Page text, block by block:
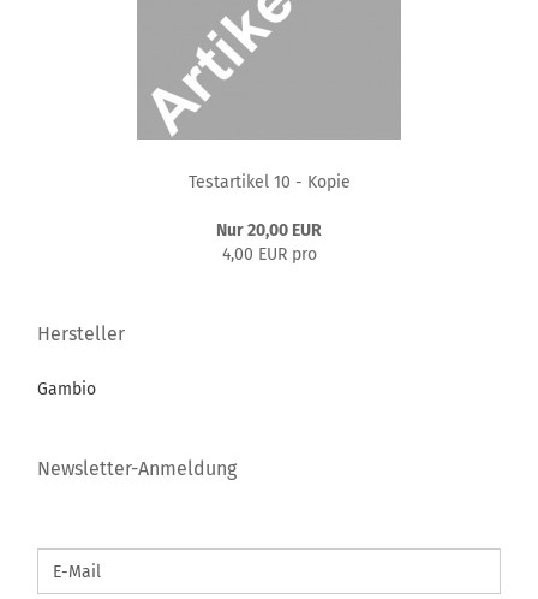
Te­st­ar­ti­kel 10 - Kopie
Nur 20,00 EUR
4,00 EUR pro
Hersteller
Gambio
Newsletter-Anmeldung
ZUR
E-